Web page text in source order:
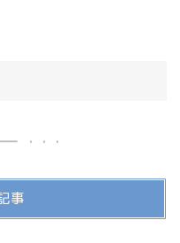
事